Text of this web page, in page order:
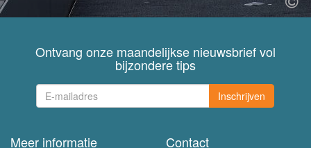
Ontvang onze maandelijkse nieuwsbrief vol
bijzondere tips
Inschrijven
Meer informatie Contact